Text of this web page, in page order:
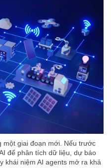
một giai đoạn mới. Nếu trước
để phân tích dữ liệu, dự báo
khái niệm AI agents mở ra khả